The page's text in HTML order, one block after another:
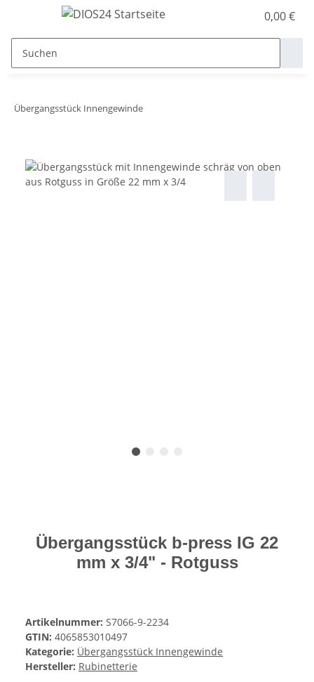
0,00 €
Übergangsstück Innengewinde
Übergangsstück b-press IG 22
mm x 3/4" - Rotguss
Artikelnummer: S7066-9-2234
GTIN: 4065853010497
Kategorie: Übergangsstück Innengewinde
Hersteller: Rubinetterie